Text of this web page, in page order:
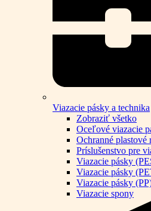
Viazacie pásky a technika
Zobraziť všetko
Oceľové viazacie
Ochranné plastové
Príslušenstvo pre
Viazacie pásky
Viazacie pásky
Viazacie pásky
Viazacie spony